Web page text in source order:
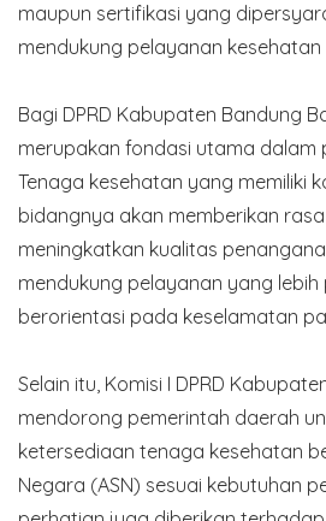
maupun sertifikasi yang
mendukung pelayanan
Bagi DPRD Kabupaten Bandung
merupakan fondasi utama dalam
Tenaga kesehatan yang memiliki
bidangnya akan memberikan
meningkatkan kualitas
mendukung pelayanan yang
berorientasi pada keselamatan
Selain itu, Komisi I DPRD
mendorong pemerintah daerah
ketersediaan tenaga kesehatan
Negara (ASN) sesuai kebutuhan